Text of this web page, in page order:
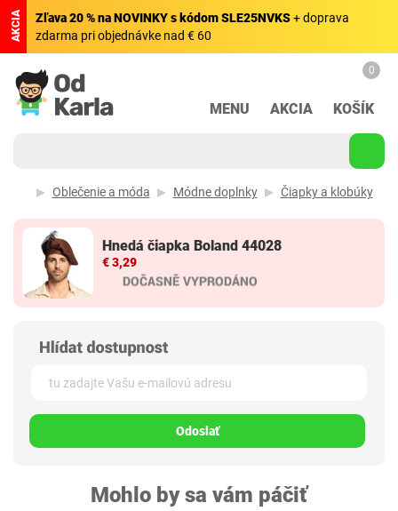
AKCIA Zľava 20 % na NOVINKY s kódom SLE25NVKS+ doprava
zdarma pri objednávke nad € 60
MENU AKCIA
0
KOŠÍK
Oblečenie a móda Módne doplnky Čiapky a klobúky
Hnedá čiapka Boland 44028
€ 3,29
Odoslať
Mohlo by sa vám páčiť